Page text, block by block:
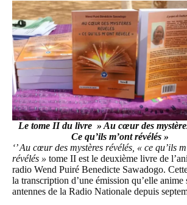
Le tome II du livre » Au cœur des
Ce qu’ils m’ont révélés »
‘’ Au cœur des mystères révélés, « ce qu’ils
révélés » tome II est le deuxième livre de
radio Wend Puiré Benedicte Sawadogo.
la transcription d’une émission qu’elle anime
antennes de la Radio Nationale depuis